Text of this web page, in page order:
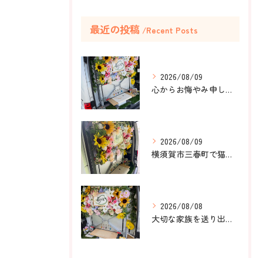
最近の投稿 Recent Posts
2026/08/09
心からお悔やみ申し上げます。
2026/08/09
横須賀市三春町で猫ちゃんのペット葬儀、ペット火葬をお手伝いさ...
2026/08/08
大切な家族を送り出すお手伝いをしました。